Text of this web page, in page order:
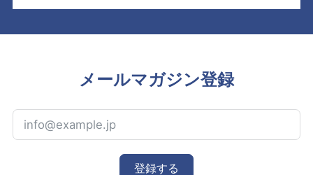
メールマガジン登録
登録する